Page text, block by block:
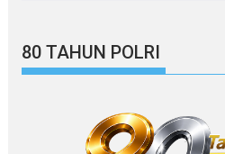
80 TAHUN POLRI